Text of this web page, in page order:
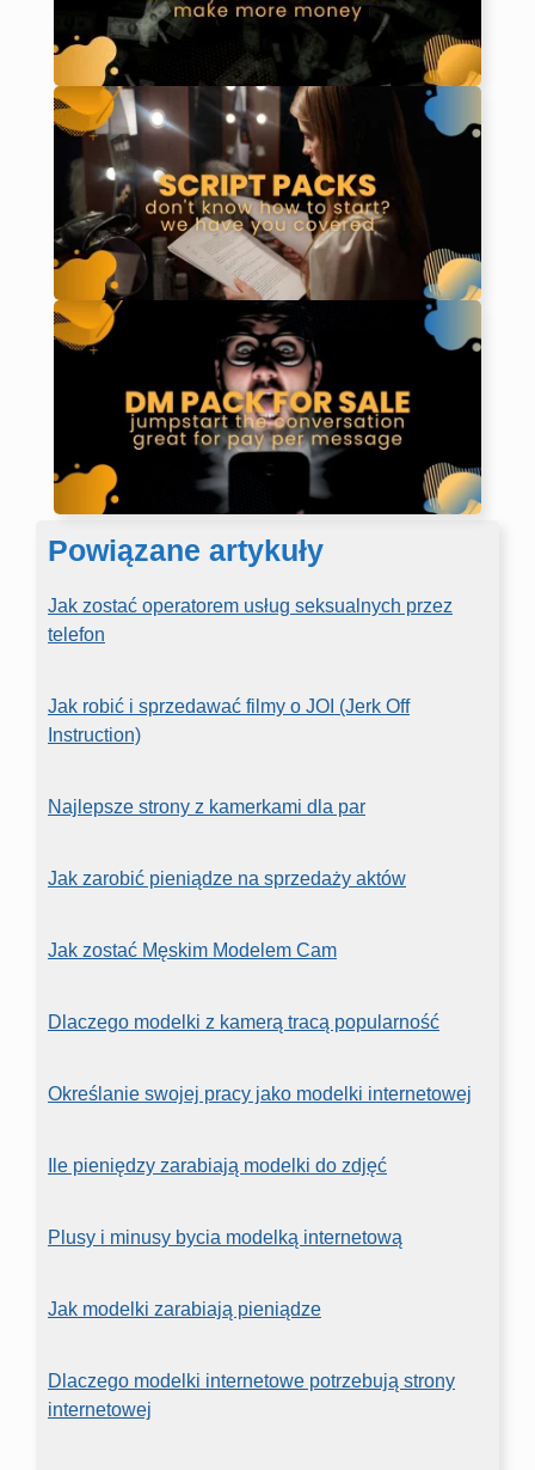
Powiązane artykuły
Jak zostać operatorem usług seksualnych przez
telefon
Jak robić i sprzedawać filmy o JOI (Jerk Off
Instruction)
Najlepsze strony z kamerkami dla par
Jak zarobić pieniądze na sprzedaży aktów
Jak zostać Męskim Modelem Cam
Dlaczego modelki z kamerą tracą popularność
Określanie swojej pracy jako modelki internetowej
Ile pieniędzy zarabiają modelki do zdjęć
Plusy i minusy bycia modelką internetową
Jak modelki zarabiają pieniądze
Dlaczego modelki internetowe potrzebują strony
internetowej